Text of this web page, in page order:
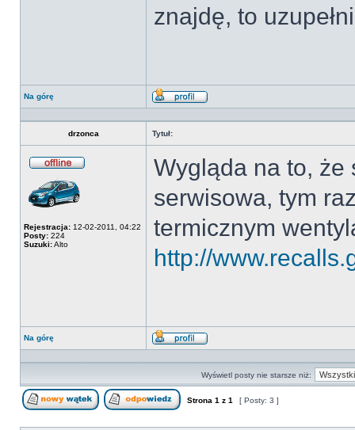
znajdę, to
Na górę
Wyświetl
drzonca
Tytuł:
Rejestracja: 12-02-2011, 04:22
Posty: 224
Suzuki:Alto
Wygląda na to, że
serwisowa, tym
termicznym
http://
Na górę
Wyświetl
Wyświetl posty nie starsze niż:
Strona 1 z 1 [ Posty: 3 ]